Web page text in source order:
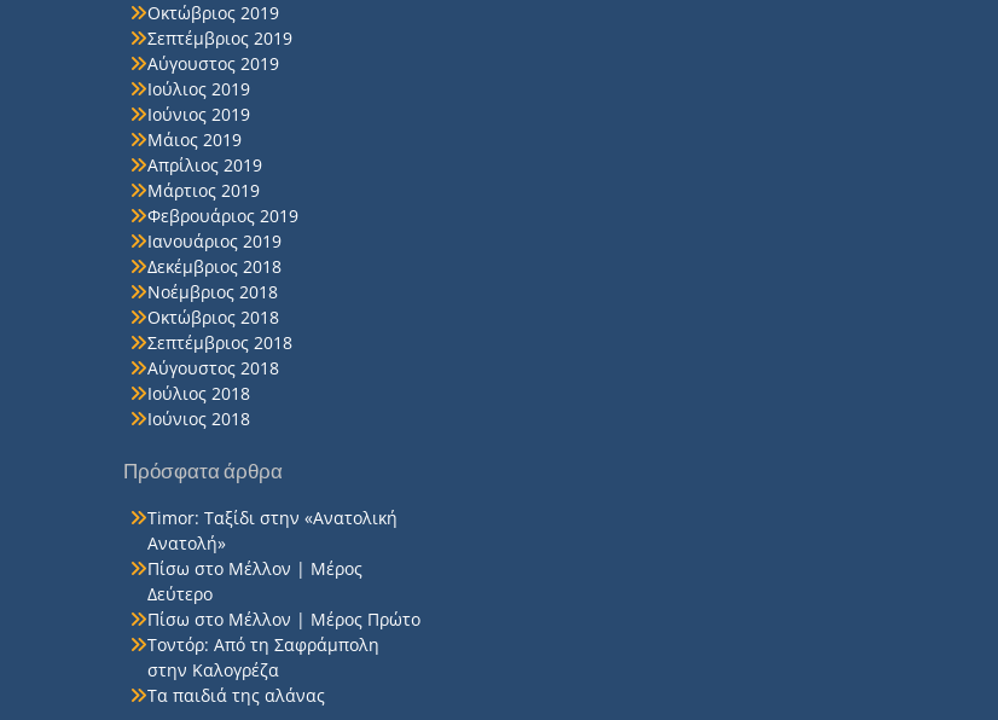
Οκτώβριος 2019
Σεπτέμβριος 2019
Αύγουστος 2019
Ιούλιος 2019
Ιούνιος 2019
Μάιος 2019
Απρίλιος 2019
Μάρτιος 2019
Φεβρουάριος 2019
Ιανουάριος 2019
Δεκέμβριος 2018
Νοέμβριος 2018
Οκτώβριος 2018
Σεπτέμβριος 2018
Αύγουστος 2018
Ιούλιος 2018
Ιούνιος 2018
Πρόσφατα άρθρα
Timor: Ταξίδι στην «Ανατολική
Ανατολή»
Πίσω στο Μέλλον | Μέρος
Δεύτερο
Πίσω στο Μέλλον | Μέρος Πρώτο
Τοντόρ: Από τη Σαφράμπολη
στην Καλογρέζα
Τα παιδιά της αλάνας